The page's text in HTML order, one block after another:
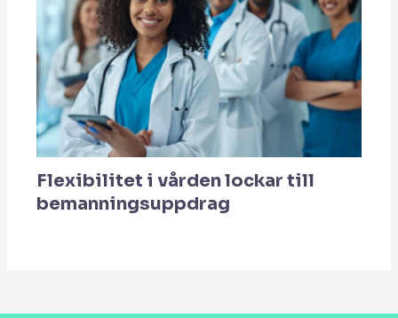
Flexibilitet i vården lockar till
bemanningsuppdrag